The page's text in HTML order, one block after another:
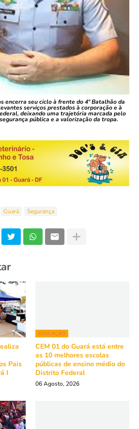
encerra seu ciclo à frente do 4º Batalhão da
serviços prestados à corporação e à
deixando uma trajetória marcada pelo
pública e a valorização da tropa.
Guará Segurança
Pais
I
EDUCAÇÃO
CEM 01 do Guará está entre
as 10 melhores escolas
públicas de ensino médio do
Distrito Federal
06 Agosto, 2026